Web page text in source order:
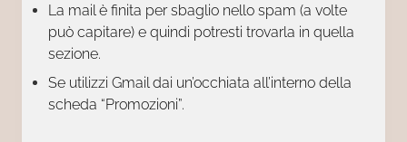
La mail è finita per sbaglio nello spam (a volte
può capitare) e quindi potresti trovarla in quella
sezione.
Se utilizzi Gmail dai un’occhiata all’interno della
scheda “Promozioni”.